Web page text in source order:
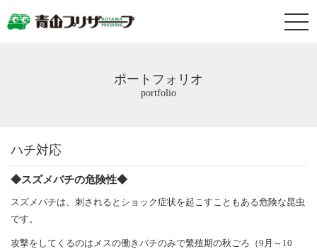
ポートフォリオ
portfolio
ハチ対応
◆スズメバチの危険性◆
スズメバチは、刺されるとショック症状を起こすこともある危険な昆虫
です。
攻撃をしてくるのはメスの働きバチのみで繁殖期の秋ごろ（9月～10